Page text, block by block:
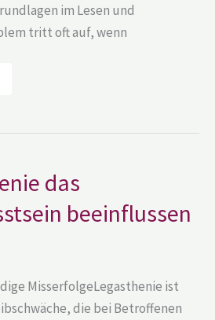
im Lesen und
tritt oft auf, wenn
das
beeinflussen
MisserfolgeLegasthenie ist
die bei Betroffenen